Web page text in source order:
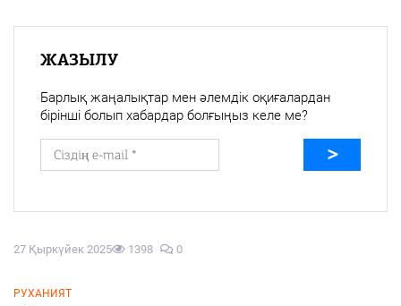
27 Қыркүйек 2025 1398 0
РУХАНИЯТ
ЖАЗЫЛУ
Барлық жаңалықтар мен әлемдік оқиғалардан
бірінші болып хабардар болғыңыз келе ме?